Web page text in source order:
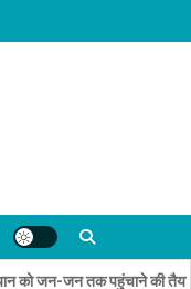
तक पहुंचाने की तैयारी- नीतीश